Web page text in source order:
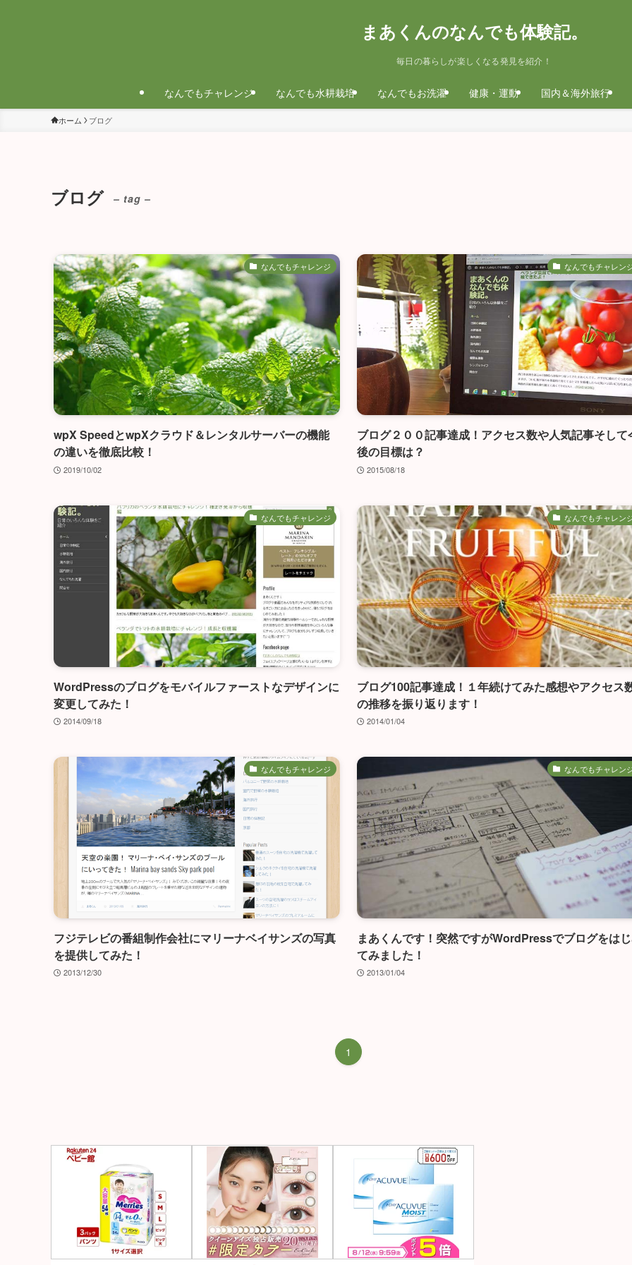
まあくんのなんでも体験記。
毎日の暮らしが楽しくなる発見を紹介！
なんでもチャレンジ なんでも水耕栽培 なんでもお洗濯 健康・運動 国内＆海外旅行
ホーム ブログ
ブログ – tag –
なんでもチャレンジ
wpX SpeedとwpXクラウド＆レンタルサーバーの機能
の違いを徹底比較！
2019/10/02
なんでもチャレン
ブログ２００記事達成！アクセス数や人気記事そして
後の目標は？
2015/08/18
なんでもチャレンジ
WordPressのブログをモバイルファーストなデザインに
変更してみた！
2014/09/18
なんでもチャレン
ブログ100記事達成！１年続けてみた感想やアクセス
の推移を振り返ります！
2014/01/04
なんでもチャレンジ
フジテレビの番組制作会社にマリーナベイサンズの写真
を提供してみた！
2013/12/30
なんでもチャレン
まあくんです！突然ですがWordPressでブログをは
てみました！
2013/01/04
1